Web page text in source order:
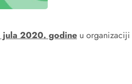
jula 2020. godine u organizaciji